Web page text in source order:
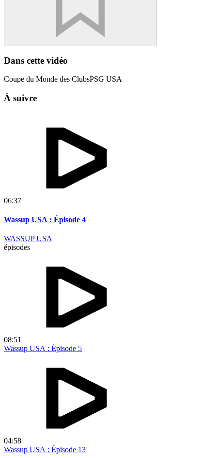
Dans cette vidéo
Coupe du Monde des ClubsPSG USA
À suivre
06:37
Wassup USA : Épisode 4
WASSUP USA
épisodes
08:51
Wassup USA : Épisode 5
04:58
Wassup USA : Épisode 13